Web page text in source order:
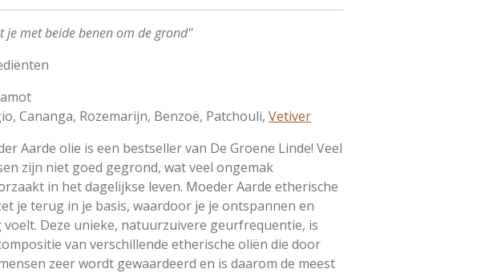
je met beide benen om de grond''
Cananga, Rozemarijn, Benzoë, Patchouli, Vetiver
Aarde olie is een bestseller van De Groene Linde! Veel
zijn niet goed gegrond, wat veel ongemak
in het dagelijkse leven. Moeder Aarde etherische
je terug in je basis, waardoor je je ontspannen en
voelt. Deze unieke, natuurzuivere geurfrequentie, is
van verschillende etherische oliën die door
zeer wordt gewaardeerd en is daarom de meest